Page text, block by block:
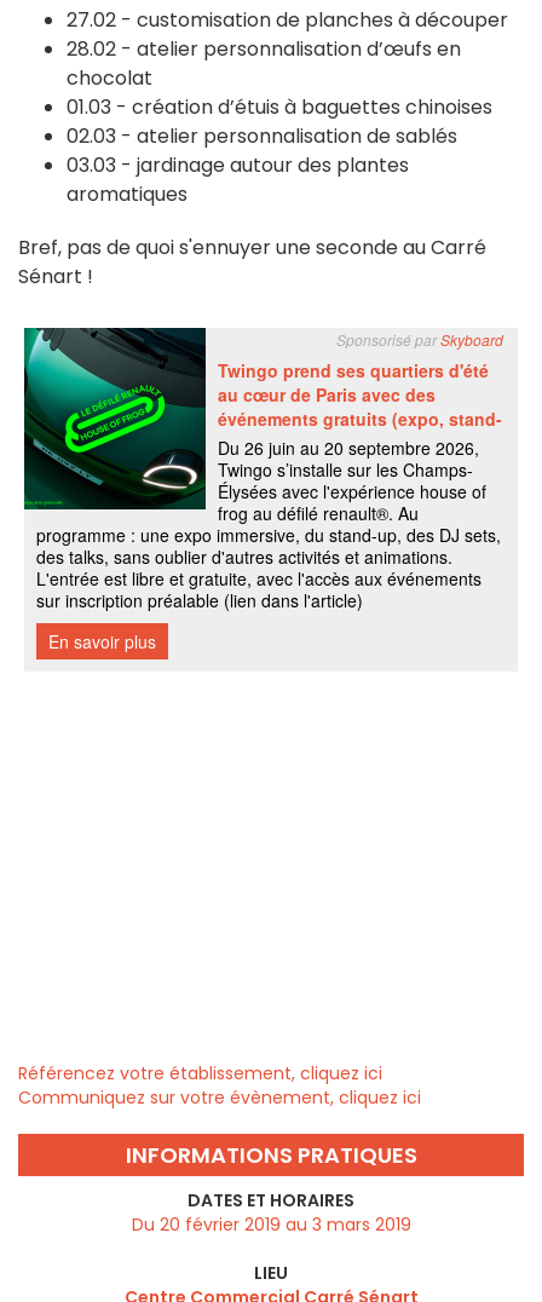
27.02 - customisation de planches à découper
28.02 - atelier personnalisation d’œufs en
chocolat
01.03 - création d’étuis à baguettes chinoises
02.03 - atelier personnalisation de sablés
03.03 - jardinage autour des plantes
aromatiques
Bref, pas de quoi s'ennuyer une seconde au Carré
Sénart !
Référencez votre établissement, cliquez ici
Communiquez sur votre évènement, cliquez ici
INFORMATIONS PRATIQUES
DATES ET HORAIRES
Du 20 février 2019 au 3 mars 2019
LIEU